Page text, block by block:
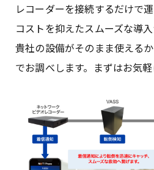
レコーダーを接続するだけで
コストを抑えたスムーズな導入
貴社の設備がそのまま使える
でお調べします。まずはお気軽